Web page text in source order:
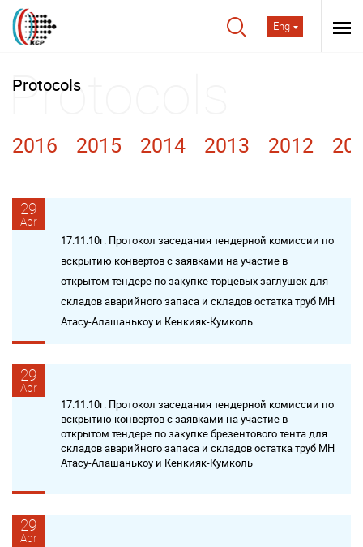
Eng
Protocols
2016 2015 2014 2013 2012
29
Apr
17.11.10г. Протокол заседания тендерной комиссии по
вскрытию конвертов с заявками на участие в
открытом тендере по закупке торцевых заглушек для
складов аварийного запаса и складов остатка труб МН
Атасу-Алашанькоу и Кенкияк-Кумколь
29
Apr
17.11.10г. Протокол заседания тендерной комиссии по
вскрытию конвертов с заявками на участие в
открытом тендере по закупке брезентового тента для
складов аварийного запаса и складов остатка труб МН
Атасу-Алашанькоу и Кенкияк-Кумколь
29
Apr